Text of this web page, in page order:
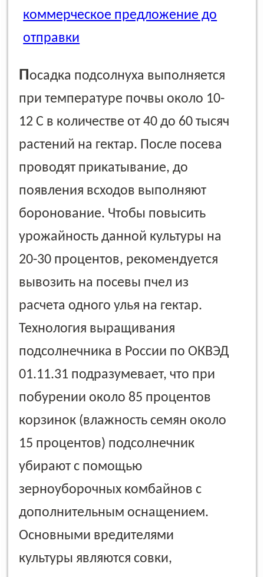
коммерческое предложение до
отправки
Посадка подсолнуха выполняется
при температуре почвы около 10-
12 С в количестве от 40 до 60 тысяч
растений на гектар. После посева
проводят прикатывание, до
появления всходов выполняют
боронование. Чтобы повысить
урожайность данной культуры на
20-30 процентов, рекомендуется
вывозить на посевы пчел из
расчета одного улья на гектар.
Технология выращивания
подсолнечника в России по ОКВЭД
01.11.31 подразумевает, что при
побурении около 85 процентов
корзинок (влажность семян около
15 процентов) подсолнечник
убирают с помощью
зерноуборочных комбайнов с
дополнительным оснащением.
Основными вредителями
культуры являются совки,